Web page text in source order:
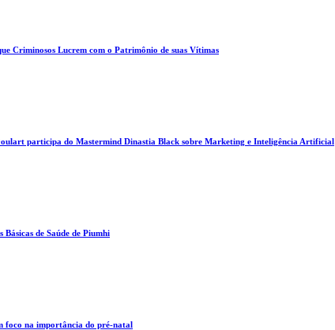
Criminosos Lucrem com o Patrimônio de suas Vítimas
participa do Mastermind Dinastia Black sobre Marketing e Inteligência Artificial
de Saúde de Piumhi
foco na importância do pré-natal